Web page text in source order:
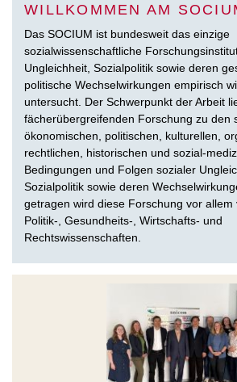
WILLKOMMEN AM
Das SOCIUM ist bundesweit das einzige
sozialwissenschaftliche
Ungleichheit, Sozialpolitik sowie deren
politische Wechselwirkungen empirisch
untersucht. Der Schwerpunkt der Arbeit
fächerübergreifenden Forschung zu den
ökonomischen, politischen, kulturellen,
rechtlichen, historischen und sozial-
Bedingungen und Folgen sozialer
Sozialpolitik sowie deren
getragen wird diese Forschung vor allem
Politik-, Gesundheits-, Wirtschafts- und
Rechtswissenschaften.